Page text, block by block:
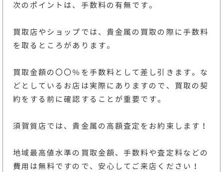
次のポイントは、手数料の有無です。
買取店やショップでは、貴金属の買取の際に手数料
を取るところがあります。
買取金額の〇〇％を手数料として差し引きます。な
どとしているお店は実際にありますので、買取の契
約をする前に確認することが重要です。
須賀質店では、貴金属の高額査定をお約束します！
地域最高値水準の買取金額、手数料や査定料などの
費用は無料ですので、安心してご来店ください！